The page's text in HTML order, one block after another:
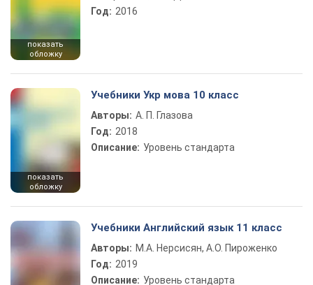
показать
обложку
Год: 2016
показать
обложку
Учебники Укр мова 10 класс
Авторы: А. П. Глазова
Год: 2018
Описание: Уровень стандарта
Учебники Английский язык 11 класс
Авторы: М.А. Нерсисян, А.О. Пироженко
Год: 2019
Описание: Уровень стандарта